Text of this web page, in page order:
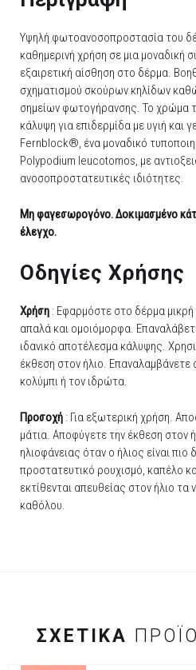
Υψηλή φωτοανοσοπροστασία του
καθημερινή χρήση σε μια μοναδική
εξαιρετική αίσθηση στο δέρμα.
σχηματισμού σκούρων κηλίδων
σημείων φωτογήρανσης. Το χρώμα
κάλυψη για επιδερμίδα με υγιή και
Fernblock®, ένα μοναδικό
Polypodium leucotomos, με
ανοσοπροστατευτικές ιδιότητες.
Μη φαγεσωρογόνo. Δοκιμασμένο
έλεγχο.
Οδηγίες Χρήσης
Xρήση : Εφαρμόστε στο δέρμα
απαλά και ομοιόμορφα.
ιδανικό αποτέλεσμα κάλυψης.
έκθεση στον ήλιο. Επαναλαμβάνετε
κολύμπι ή τον ιδρώτα.
Προσοχή : Για εξωτερική χρήση.
μάτια. Αποφύγετε την έκθεση στον
ηλιοφάνειας όταν ο ήλιος είναι
προστατευτικό ρουχισμό, καπέλο
εκτίθενται απευθείας στον ήλιο τα
καθόλου.
ΣΧΕΤΙΚΆ